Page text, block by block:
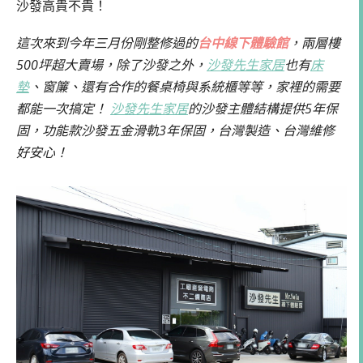
沙發高貴不貴！
這次來到今年三月份剛整修過的台中線下體驗館，兩層樓
500坪超大賣場，除了沙發之外， 沙發先生家居也有床
墊、窗簾、還有合作的餐桌椅與系統櫃等等，家裡的需要
都能一次搞定！ 沙發先生家居的沙發主體結構提供5年保
固，功能款沙發五金滑軌3年保固，台灣製造、台灣維修
好安心！